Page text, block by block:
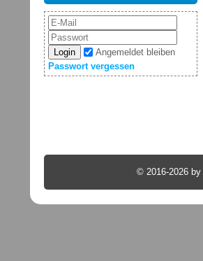
Login
Angemeldet bleiben
Passwort vergessen
© 2016-2026